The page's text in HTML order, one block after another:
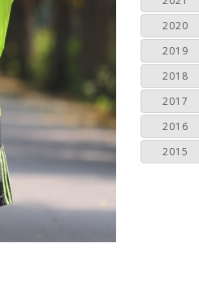
2020
2019
2018
2017
2016
2015